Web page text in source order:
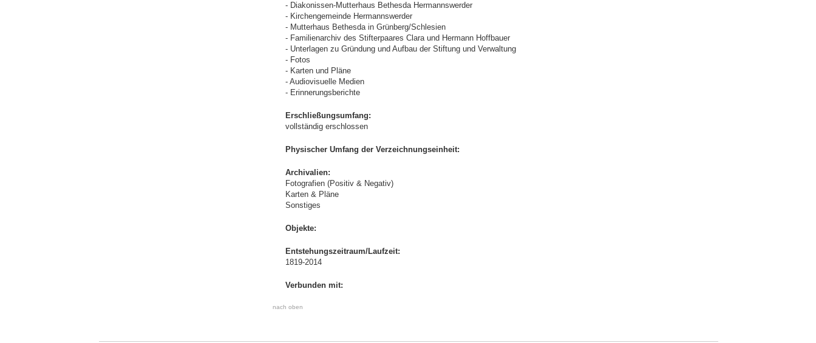
- Diakonissen-Mutterhaus Bethesda Hermannswerder
- Kirchengemeinde Hermannswerder
- Mutterhaus Bethesda in Grünberg/Schlesien
- Familienarchiv des Stifterpaares Clara und Hermann Hoffbauer
- Unterlagen zu Gründung und Aufbau der Stiftung und Verwaltung
- Fotos
- Karten und Pläne
- Audiovisuelle Medien
- Erinnerungsberichte
Erschließungsumfang:
vollständig erschlossen
Physischer Umfang der Verzeichnungseinheit:
Archivalien:
Fotografien (Positiv & Negativ)
Karten & Pläne
Sonstiges
Objekte:
Entstehungszeitraum/Laufzeit:
1819-2014
Verbunden mit:
nach oben